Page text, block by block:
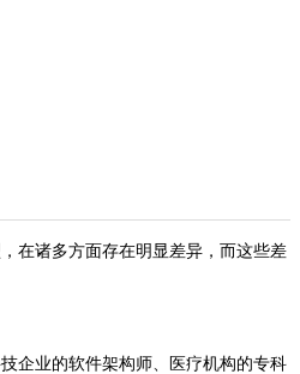
在诸多方面存在明显差异，而这些差
企业的软件架构师、医疗机构的专科